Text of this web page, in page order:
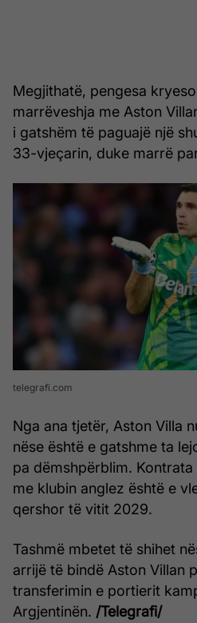
Megjithatë, pengesa
marrëveshja me Aston
i gatshëm të paguajë një
33-vjeçarin, duke marrë
telegrafi.com
Nga ana tjetër, Aston Villa
nëse është e gatshme ta
pa dëmshpërblim.
me klubin anglez është e
qershor të vitit 2029.
Tashmë mbetet të shihet
arrijë të bindë Aston Villan
transferimin e portierit
Argjentinën. /Telegrafi/